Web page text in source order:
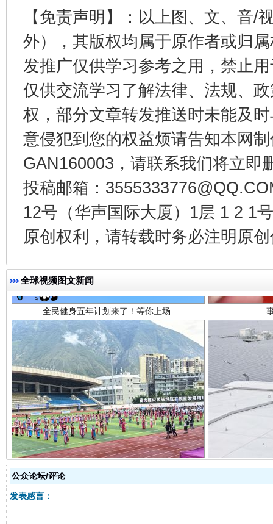
【免责声明】：以上图、文、音/
外），其版权均属于原作者或归
发推广仅供学习参考之用，禁止
仅供交流学习了解法律、法规、
权，部分文章转发推送时未能及
意侵犯到您的权益烦请告知本网
GAN160003，请联系我们将立即
投稿邮箱：
12号（华声国际大厦）1层 1 2 1
原创权利，请转载时务必注明原
全球视频图文新闻
受贿1.44亿！段成刚被判无期 从幼
全民健身五年计划来了！等你上场
阿坝州三大球赛在茂县开幕 规模
公众论坛/评论
发表感言：